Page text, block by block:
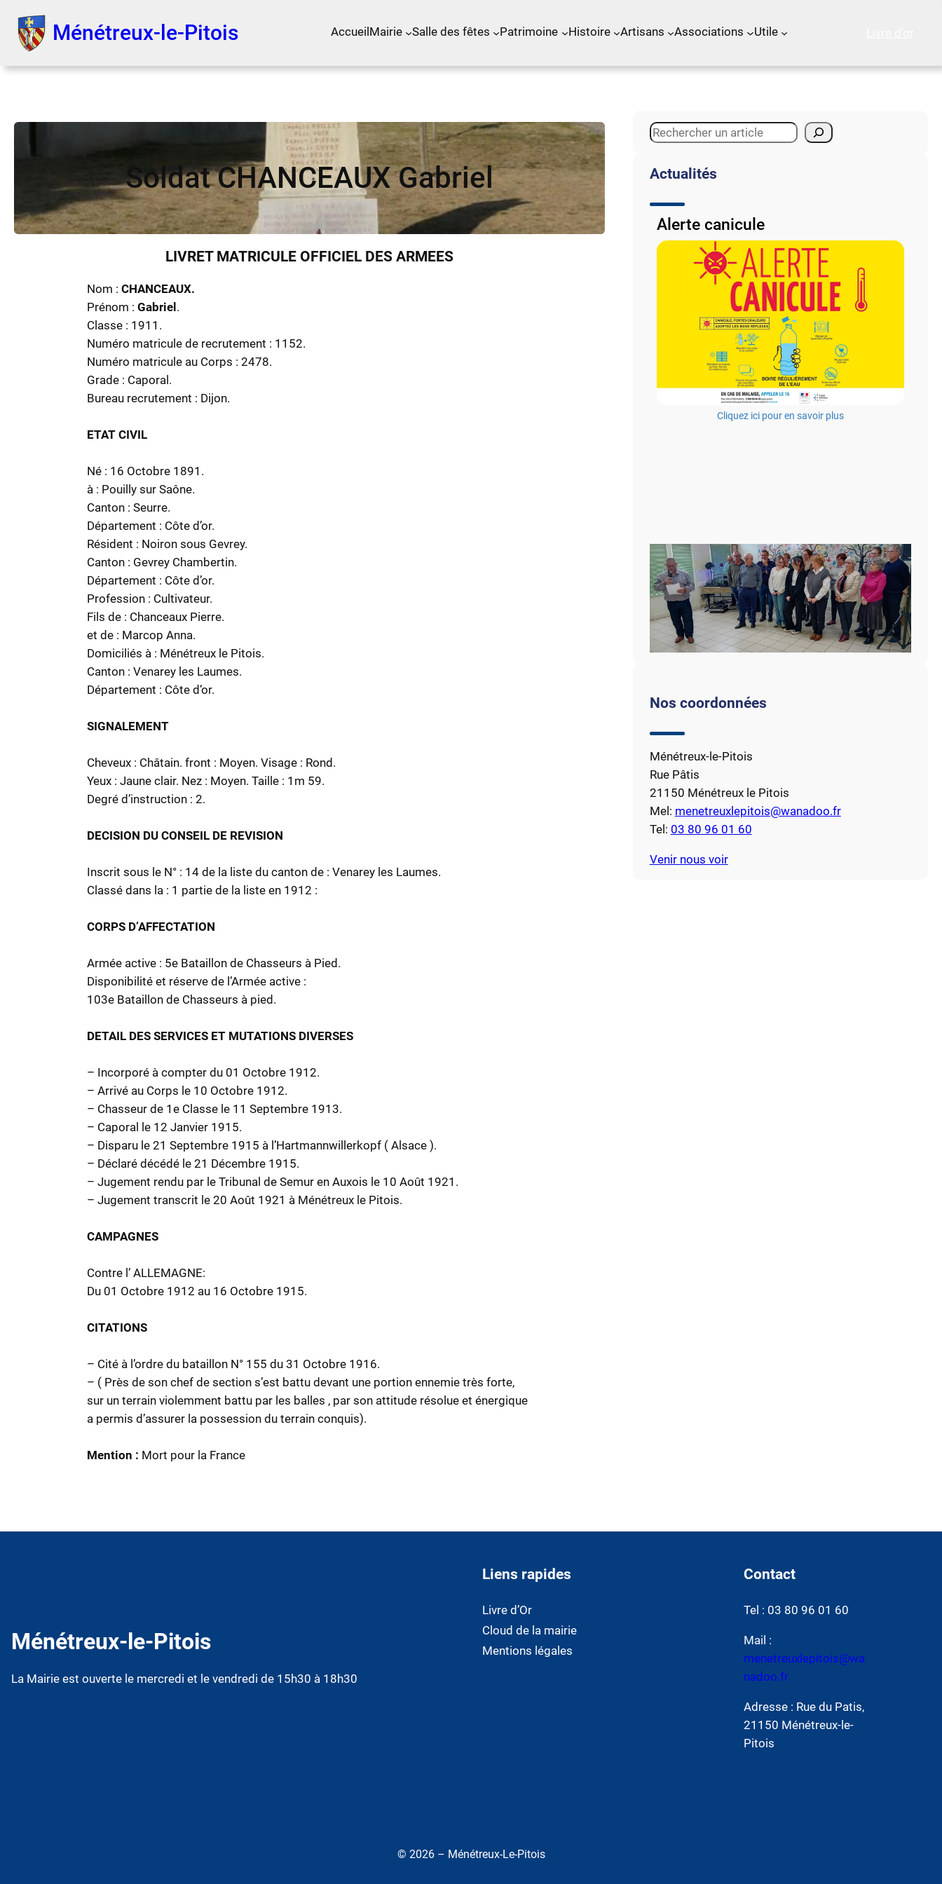
contenu
Ménétreux-le-Pitois Accueil Mairie Salle des fêtes Patrimoine Histoire Artisans Associations Utile
Soldat CHANCEAUX Gabriel
LIVRET MATRICULE OFFICIEL DES ARMEES
Nom : CHANCEAUX.
Prénom : Gabriel .
Classe : 1911.
Numéro matricule de recrutement : 1152.
Numéro matricule au Corps : 2478.
Grade : Caporal.
Bureau recrutement : Dijon.
ETAT CIVIL
Né : 16 Octobre 1891.
à : Pouilly sur Saône.
Canton : Seurre.
Département : Côte d’or.
Résident : Noiron sous Gevrey.
Canton : Gevrey Chambertin.
Département : Côte d’or.
Profession : Cultivateur.
Fils de : Chanceaux Pierre.
et de : Marcop Anna.
Domiciliés à : Ménétreux le Pitois.
Canton : Venarey les Laumes.
Département : Côte d’or.
SIGNALEMENT
Cheveux : Châtain. front : Moyen. Visage : Rond.
Yeux : Jaune clair. Nez : Moyen. Taille : 1m 59.
Degré d’instruction : 2.
DECISION DU CONSEIL DE REVISION
Inscrit sous le N° : 14 de la liste du canton de : Venarey les Laumes.
Classé dans la : 1 partie de la liste en 1912 :
CORPS D’AFFECTATION
Armée active : 5e Bataillon de Chasseurs à Pied.
Disponibilité et réserve de l’Armée active :
103e Bataillon de Chasseurs à pied.
DETAIL DES SERVICES ET MUTATIONS DIVERSES
– Incorporé à compter du 01 Octobre 1912.
– Arrivé au Corps le 10 Octobre 1912.
– Chasseur de 1e Classe le 11 Septembre 1913.
– Caporal le 12 Janvier 1915.
– Disparu le 21 Septembre 1915 à l’Hartmannwillerkopf ( Alsace ).
– Déclaré décédé le 21 Décembre 1915.
– Jugement rendu par le Tribunal de Semur en Auxois le 10 Août 1921.
– Jugement transcrit le 20 Août 1921 à Ménétreux le Pitois.
CAMPAGNES
Contre l’ ALLEMAGNE:
Du 01 Octobre 1912 au 16 Octobre 1915.
CITATIONS
– Cité à l’ordre du bataillon N° 155 du 31 Octobre 1916.
– ( Près de son chef de section s’est battu devant une portion ennemie très forte,
sur un terrain violemment battu par les balles , par son attitude résolue et énergique
a permis d’assurer la possession du terrain conquis).
Mention : Mort pour la France
S
a
c
Actualités
Alerte canicule
Cliquez ici pour en savoir plus
Nos coordonnées
Ménétreux-le-Pitois
Rue Pâtis
21150 Ménétreux le Pitois
Mel: menetreuxlepitois@wanadoo.fr
Tel: 03 80 96 01 60
Venir nous voir
Ménétreux-le-Pitois
La Mairie est ouverte le mercredi et le vendredi de 15h30 à 18h30
Liens rapides
Livre d’Or
Cloud de la mairie
Mentions légales
Contact
Tel : 03 80 96 01 60
Mail :
menetreuxlepitois@wa
nadoo.fr
Adresse : Rue du Patis,
21150 Ménétreux-le-
Pitois
© 2026 – Ménétreux-Le-Pitois